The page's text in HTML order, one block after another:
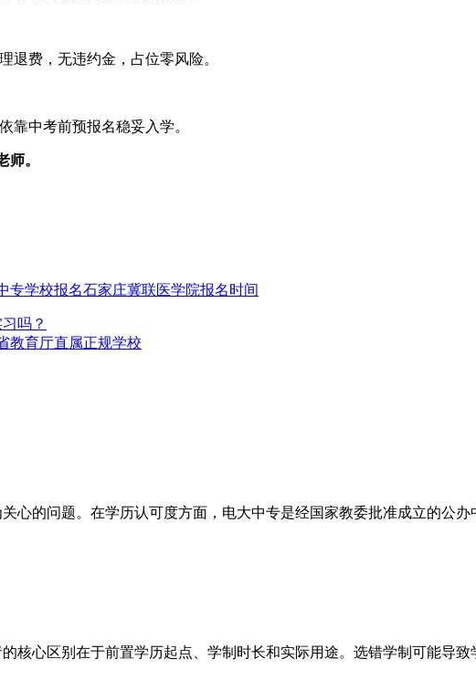
退费，无违约金，占位零风险。
靠中考前预报名稳妥入学。
。
专学校报名石家庄冀联医学院报名时间
吗？
教育厅直属正规学校
心的问题。在学历认可度方面，电大中专是经国家教委批准成立的公
核心区别在于前置学历起点、学制时长和实际用途。选错学制可能导